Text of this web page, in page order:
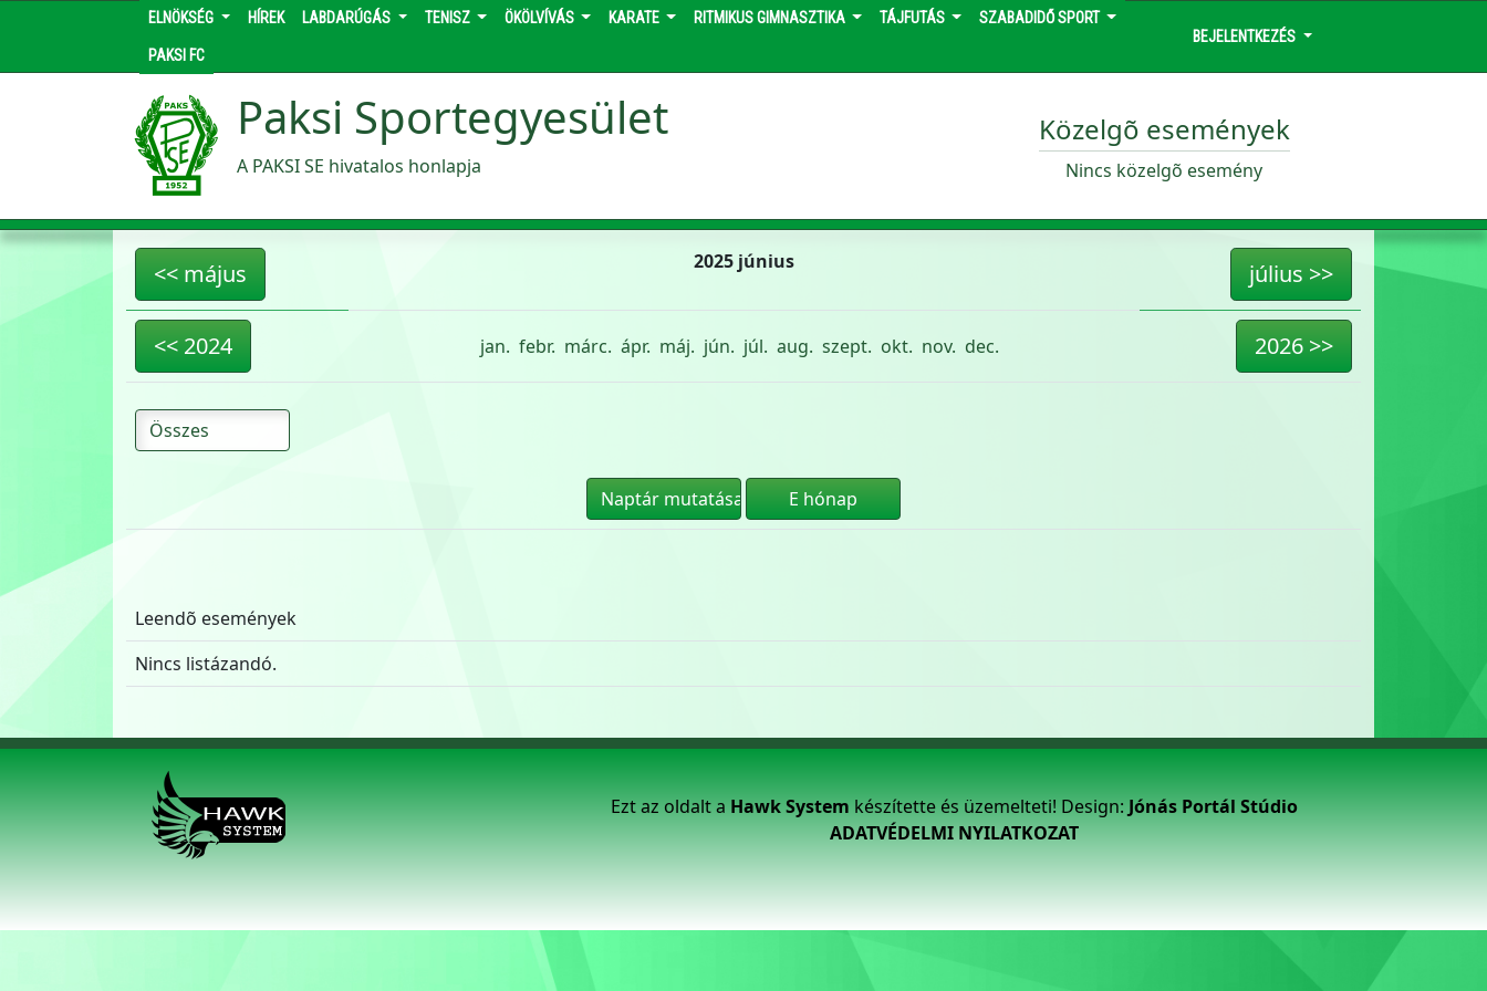
ELNÖKSÉG HÍREK LABDARÚGÁS TENISZ ÖKÖLVÍVÁS KARATE RITMIKUS GIMNASZTIKA TÁJFUTÁS SZABADIDŐ SPORT
PAKSI FC
BEJELENTKEZÉS
Paksi Sportegyesület
A PAKSI SE hivatalos honlapja
Közelgõ események
Nincs közelgõ esemény
<< május 2025 június július >>
<< 2024 jan. febr. márc. ápr. máj. jún. júl. aug. szept. okt. nov. dec. 2026 >>
Leendõ események
Nincs listázandó.
Ezt az oldalt a Hawk System készítette és üzemelteti! Design: Jónás Portál Stúdio
ADATVÉDELMI NYILATKOZAT